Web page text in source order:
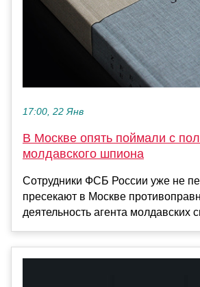
17:00, 22 Янв
В Москве опять поймали с
молдавского шпиона
Сотрудники ФСБ России уже не
пресекают в Москве
деятельность агента молдавских